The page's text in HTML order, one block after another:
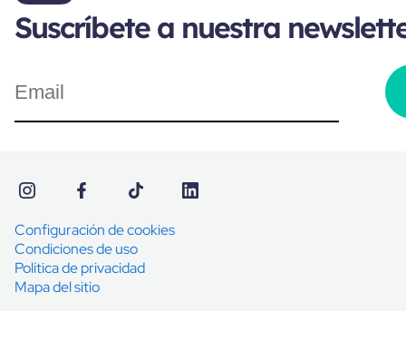
Suscríbete a nuestra
Configuración de cookies
Condiciones de uso
Política de privacidad
Mapa del sitio